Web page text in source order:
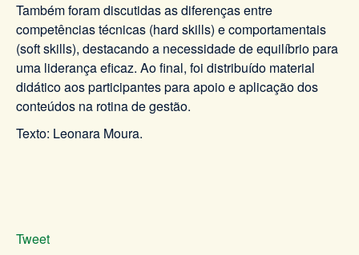
Também foram discutidas as diferenças entre
competências técnicas (hard skills) e comportamentais
(soft skills), destacando a necessidade de equilíbrio para
uma liderança eficaz. Ao final, foi distribuído material
didático aos participantes para apoio e aplicação dos
conteúdos na rotina de gestão.
Texto: Leonara Moura.
Tweet